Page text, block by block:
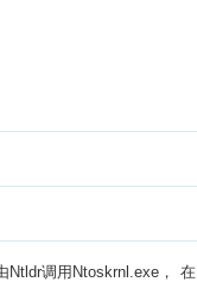
Ntldr调用Ntoskrnl.exe， 在